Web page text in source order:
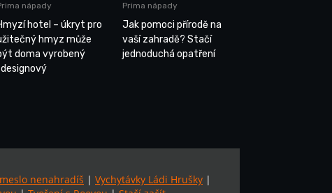
nápady
hotel – úkryt pro
hmyz může
doma vyrobený
Prima nápady
Jak pomoci přírodě na
vaší zahradě? Stačí
jednoduchá opatření
nenahradíš | Vychytávky Ládi Hrušky |